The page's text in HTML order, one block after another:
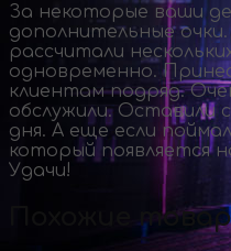
За некоторые ваши
дополнительные
рассчитали
одновременно.
клиентам подряд.
обслужили. Оставили
дня. А еще если
который появляется
Удачи!
Похожие